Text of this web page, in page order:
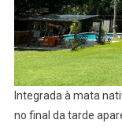
Integrada à mata
no final da tarde